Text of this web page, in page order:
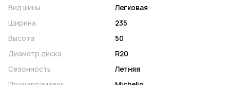
Вид шины
Легковая
Ширина
235
Высота
50
Диаметр диска
R20
Сезонность
Летняя